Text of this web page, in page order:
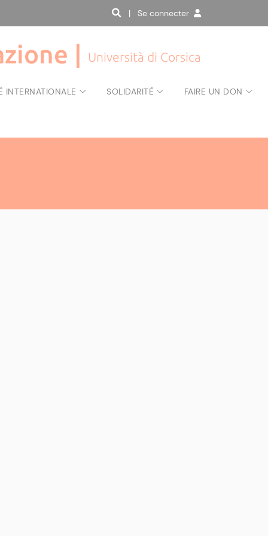
| Se connecter
| Università di Corsica
INTERNATIONALE SOLIDARITÉ FAIRE UN DON